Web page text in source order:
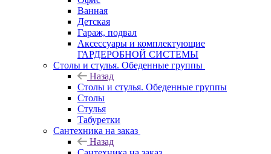
Ванная
Детская
Гараж, подвал
Аксессуары и комплектующие
ГАРДЕРОБНОЙ СИСТЕМЫ
Столы и стулья. Обеденные группы
Назад
Столы и стулья. Обеденные группы
Столы
Стулья
Табуретки
Сантехника на заказ
Назад